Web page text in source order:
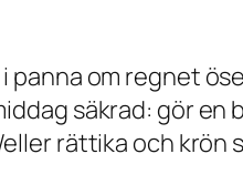
om regnet
säkrad: gör en
rättika och krön